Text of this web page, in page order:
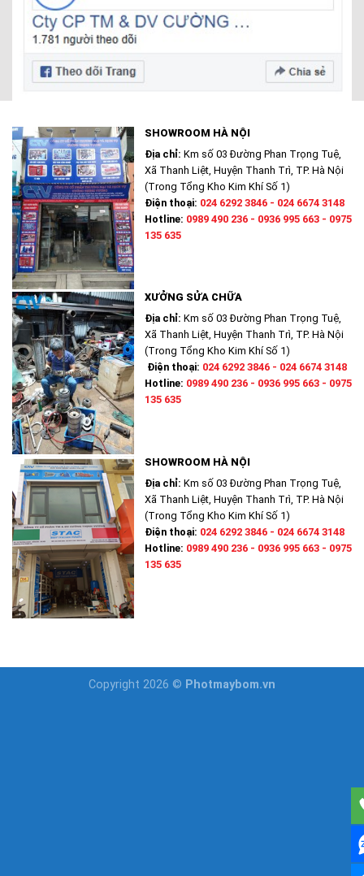
SHOWROOM HÀ NỘI
Địa chỉ: Km số 03 Đường Phan Trọng Tuệ,
Xã Thanh Liệt, Huyện Thanh Trì, TP. Hà Nội
(Trong Tổng Kho Kim Khí Số 1)
Điện thoại: 024 6292 3846 - 024 6674 3148
Hotline: 0989 490 236 - 0936 995 663 - 0975
135 635
XƯỞNG SỬA CHỮA
Địa chỉ: Km số 03 Đường Phan Trọng Tuệ,
Xã Thanh Liệt, Huyện Thanh Trì, TP. Hà Nội
(Trong Tổng Kho Kim Khí Số 1)
Điện thoại: 024 6292 3846 - 024 6674 3148
Hotline: 0989 490 236 - 0936 995 663 - 0975
135 635
SHOWROOM HÀ NỘI
Địa chỉ: Km số 03 Đường Phan Trọng Tuệ,
Xã Thanh Liệt, Huyện Thanh Trì, TP. Hà Nội
(Trong Tổng Kho Kim Khí Số 1)
Điện thoại: 024 6292 3846 - 024 6674 3148
Hotline: 0989 490 236 - 0936 995 663 - 0975
135 635
Copyright 2026 © Photmaybom.vn